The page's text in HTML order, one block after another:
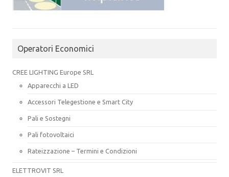
Operatori Economici
CREE LIGHTING Europe SRL
Apparecchi a LED
Accessori Telegestione e Smart City
Pali e Sostegni
Pali fotovoltaici
Rateizzazione – Termini e Condizioni
ELETTROVIT SRL